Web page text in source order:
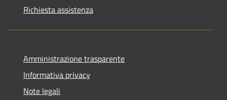
Richiesta assistenza
Amministrazione trasparente
Informativa privacy
Note legali